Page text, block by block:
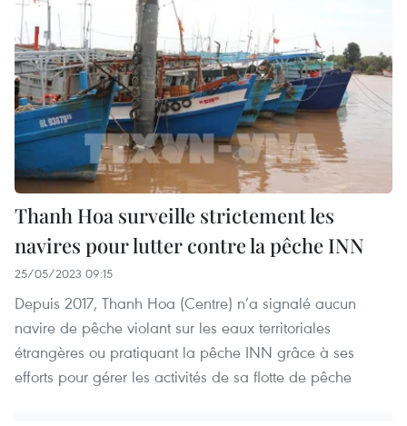
Thanh Hoa surveille strictement les
navires pour lutter contre la pêche INN
25/05/2023 09:15
Depuis 2017, Thanh Hoa (Centre) n’a signalé aucun
navire de pêche violant sur les eaux territoriales
étrangères ou pratiquant la pêche INN grâce à ses
efforts pour gérer les activités de sa flotte de pêche